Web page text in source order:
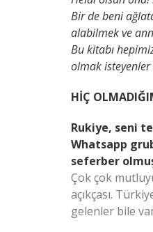
Bir de beni
alabilmek ve
Bu kitabı
olmak isteyenler
HİÇ
Rukiye, seni
Whatsapp
seferber
Çok çok
açıkçası.
gelenler bile